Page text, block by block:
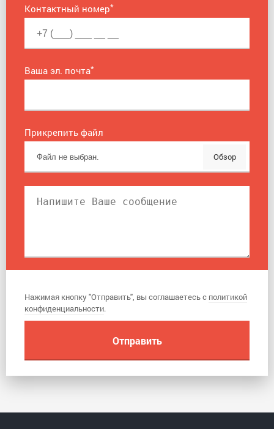
Контактный номер*
Ваша эл. почта*
Прикрепить файл
Обзор
Нажимая кнопку "Отправить", вы соглашаетесь с политикой
конфиденциальности.